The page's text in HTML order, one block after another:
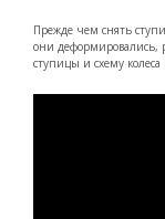
Прежде чем снять
они деформировались,
ступицы и схему колеса